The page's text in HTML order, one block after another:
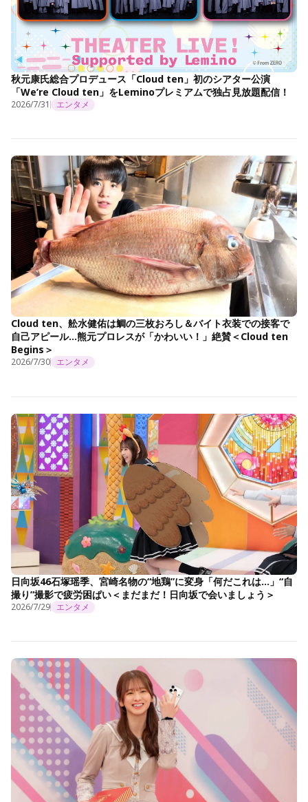
秋元康氏総合プロデュース「Cloud ten」初のシアター公演
「We’re Cloud ten」をLeminoプレミアムで独占見放題配信！
2026/7/31 エンタメ
Cloud ten、舩水健佑は鯛の三枚おろし＆バイト衣装での接客で
自己アピール…熊元プロレスが「かわいい！」絶賛＜Cloud ten
Begins＞
2026/7/30 エンタメ
日向坂46石塚瑶季、宮崎名物の“地鶏”に変身「何だこれは…」“自
撮り”撮影で疲労困ぱい＜まだまだ！日向坂で会いましょう＞
2026/7/29 エンタメ